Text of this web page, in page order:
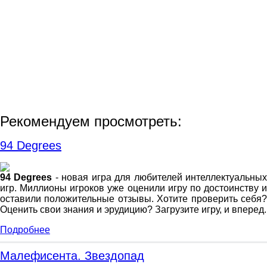
Рекомендуем просмотреть:
94 Degrees
94 Degrees - новая игра для любителей интеллектуальных
игр. Миллионы игроков уже оценили игру по достоинству и
оставили положительные отзывы. Хотите проверить себя?
Оценить свои знания и эрудицию? Загрузите игру, и вперед.
Подробнее
Малефисента. Звездопад